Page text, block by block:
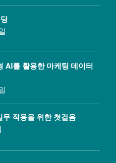
AI를 활용한 마케팅 데이터
적용을 위한 첫걸음